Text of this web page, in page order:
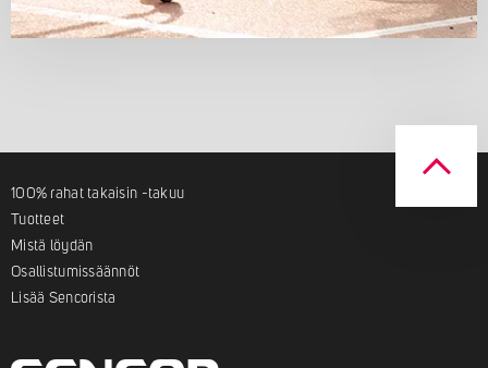
100% rahat takaisin -takuu
Tuotteet
Mistä löydän
Osallistumissäännöt
Lisää Sencorista